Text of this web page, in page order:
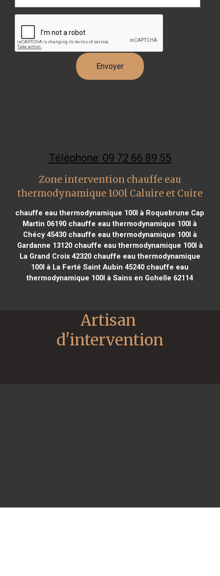
Téléphone: 09 72 66 89 55
Zone intervention chauffe eau
thermodynamique 100l Caluire et Cuire
chauffe eau thermodynamique 100l à Roquebrune Cap
Martin 06190 chauffe eau thermodynamique 100l à
Chécy 45430chauffe eau thermodynamique 100l à
Gardanne 13120chauffe eau thermodynamique 100l à
La Grand Croix 42320chauffe eau thermodynamique
100l à La Ferté Saint Aubin 45240 chauffe eau
thermodynamique 100l à Sains en Gohelle 62114
Artisan
d'intervention